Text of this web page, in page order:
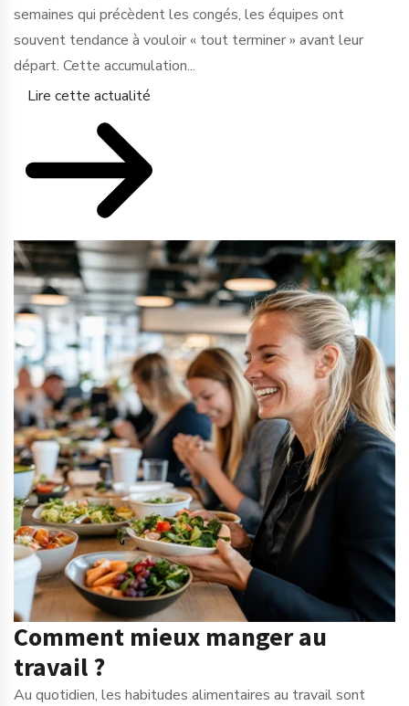
semaines qui précèdent les congés, les équipes ont
souvent tendance à vouloir « tout terminer » avant leur
départ. Cette accumulation...
Lire cette actualité
Comment mieux manger au
travail ?
Au quotidien, les habitudes alimentaires au travail sont